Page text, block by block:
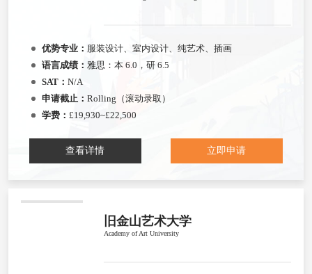
优势专业： 服装设计、室内设计、纯艺术、插画
语言成绩： 雅思：本 6.0，研 6.5
SAT： N/A
申请截止： Rolling（滚动录取）
学费： £19,930~£22,500
查看详情 立即申请
旧金山艺术大学
Academy of Art University